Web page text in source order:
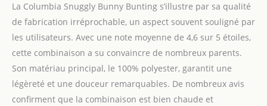
contre la peau - Dispose
de Combinaison
confortable pour bébé
avec un duvet doux et
chaleureux, Parfait pour
les environnements les
plus froids Résiste à l'eau
et au vent avec doublure
La Columbia Snuggly Bunny Bunting s’illustre par sa qualité
de fabrication irréprochable, un aspect souvent souligné par
les utilisateurs. Avec une note moyenne de 4,6 sur 5 étoiles,
cette combinaison a su convaincre de nombreux parents.
Son matériau principal, le 100% polyester, garantit une
légèreté et une douceur remarquables. De nombreux avis
confirment que la combinaison est bien chaude et